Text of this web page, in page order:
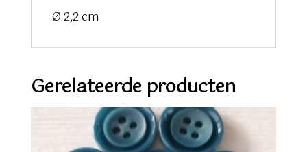
Ø 2,2 cm
Gerelateerde producten